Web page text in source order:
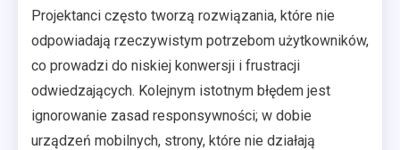
Projektanci często tworzą rozwiązania, które nie
odpowiadają rzeczywistym potrzebom użytkowników,
co prowadzi do niskiej konwersji i frustracji
odwiedzających. Kolejnym istotnym błędem jest
ignorowanie zasad responsywności; w dobie
urządzeń mobilnych, strony, które nie działają